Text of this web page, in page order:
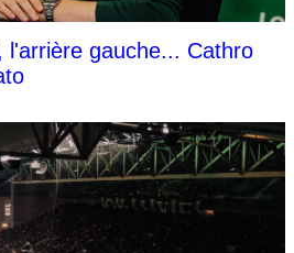
l'arrière gauche... Cathro